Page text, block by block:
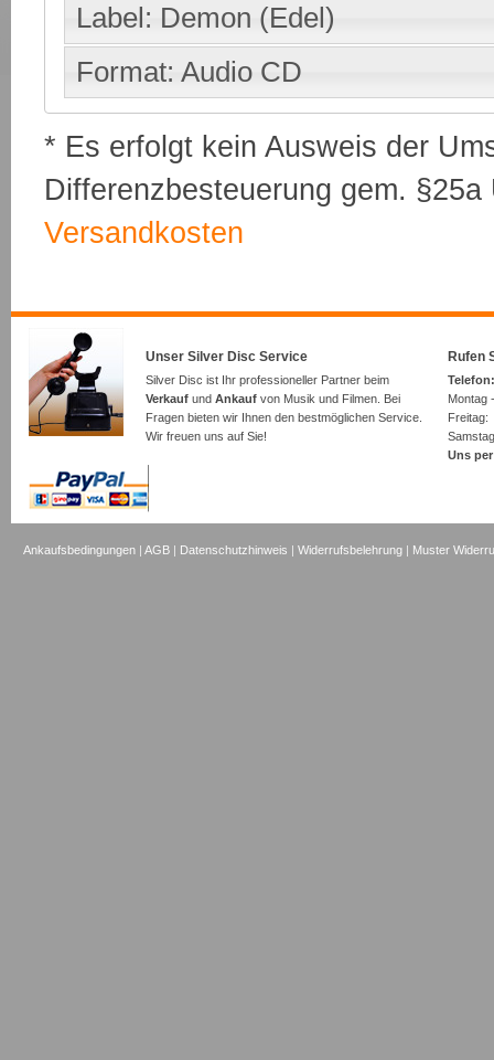
Label: Demon (Edel)
Format: Audio CD
* Es erfolgt kein Ausweis der
Differenzbesteuerung gem.
Versandkosten
Unser Silver Disc Service
Silver Disc ist Ihr professioneller Partner beim
Verkauf und Ankauf von Musik und Filmen. Bei
Fragen bieten wir Ihnen den bestmöglichen Service.
Wir freuen uns auf Sie!
Rufen
Montag
Uns
Ankaufsbedingungen |AGB | Datenschutzhinweis |Widerrufsbelehrung | Muster